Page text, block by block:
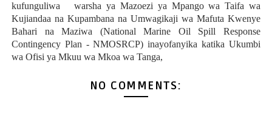
kufunguliwa warsha ya Mazoezi ya Mpango wa Taifa wa
Kujiandaa na Kupambana na Umwagikaji wa Mafuta Kwenye
Bahari na Maziwa (National Marine Oil Spill Response
Contingency Plan - NMOSRCP) inayofanyika katika Ukumbi
wa Ofisi ya Mkuu wa Mkoa wa Tanga,
NO COMMENTS: